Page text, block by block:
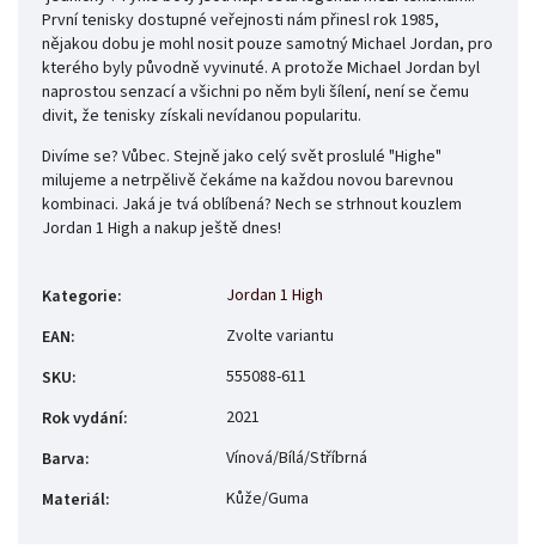
První tenisky dostupné veřejnosti nám přinesl rok 1985,
nějakou dobu je mohl nosit pouze samotný Michael Jordan, pro
kterého byly původně vyvinuté. A protože Michael Jordan byl
naprostou senzací a všichni po něm byli šílení, není se čemu
divit, že tenisky získali nevídanou popularitu.
Divíme se? Vůbec. Stejně jako celý svět proslulé "Highe"
milujeme a netrpělivě čekáme na každou novou barevnou
kombinaci. Jaká je tvá oblíbená? Nech se strhnout kouzlem
Jordan 1 High a nakup ještě dnes!
Kategorie:
Jordan 1 High
EAN:
Zvolte variantu
SKU:
555088-611
Rok vydání:
2021
Barva:
Vínová/Bílá/Stříbrná
Materiál: Kůže/Guma